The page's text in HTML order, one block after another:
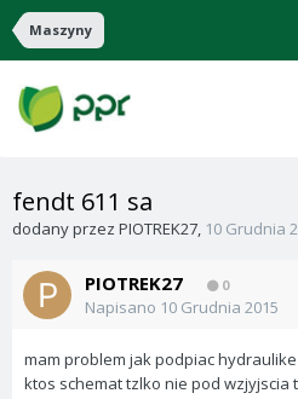
Maszyny
fendt 611 sa
dodany przez PIOTREK27, 10 Grudnia
PIOTREK27 0
Napisano 10 Grudnia 2015
mam problem jak podpiac
ktos schemat tzlko nie pod wzjyjscia